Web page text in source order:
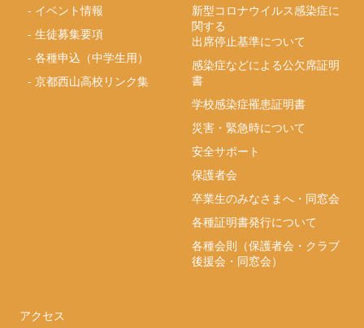
- イベント情報
-生徒募集要項
-各種申込（中学生用）
-京都西山高校リンク集
新型コロナウイルス感染症に
関する
出席停止基準について
感染症などによる公欠席証明
書
学校感染症罹患証明書
災害・緊急時について
安全サポート
保護者会
卒業生のみなさまへ・同窓会
各種証明書発行について
各種会則（保護者会・クラブ
後援会・同窓会）
アクセス